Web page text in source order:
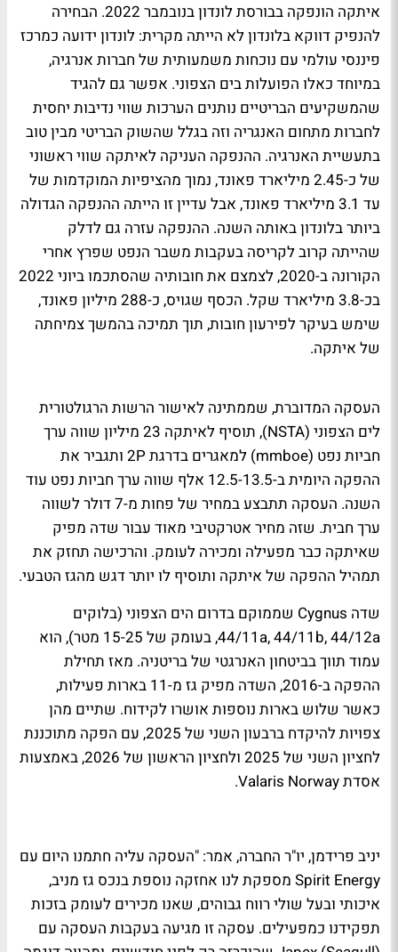
איתקה הונפקה בבורסת לונדון בנובמבר 2022. הבחירה
להנפיק דווקא בלונדון לא הייתה מקרית: לונדון ידועה כמרכז
פיננסי עולמי עם נוכחות משמעותית של חברות אנרגיה,
במיוחד כאלו הפועלות בים הצפוני. אפשר גם להגיד
שהמשקיעים הבריטיים נותנים הערכות שווי נדיבות יחסית
לחברות מתחום האנגריה וזה בגלל שהשוק הבריטי מבין טוב
בתעשיית האנרגיה. ההנפקה העניקה לאיתקה שווי ראשוני
של כ-2.45 מיליארד פאונד, נמוך מהציפיות המוקדמות של
עד 3.1 מיליארד פאונד, אבל עדיין זו הייתה ההנפקה הגדולה
ביותר בלונדון באותה השנה. ההנפקה עזרה גם לדלק
שהייתה קרוב לקריסה בעקבות משבר הנפט שפרץ אחרי
הקורונה ב-2020, לצמצם את חובותיה שהסתכמו ביוני 2022
בכ-3.8 מיליארד שקל. הכסף שגויס, כ-288 מיליון פאונד,
שימש בעיקר לפירעון חובות, תוך תמיכה בהמשך צמיחתה
של איתקה.
העסקה המדוברת, שממתינה לאישור הרשות הרגולטורית
לים הצפוני (NSTA), תוסיף לאיתקה 23 מיליון שווה ערך
חביות נפט (mmboe) למאגרים בדרגת 2P ותגביר את
ההפקה היומית ב-12.5-13.5 אלף שווה ערך חביות נפט עוד
השנה. העסקה תתבצע במחיר של פחות מ-7 דולר לשווה
ערך חבית. שזה מחיר אטרקטיבי מאוד עבור שדה מפיק
שאיתקה כבר מפעילה ומכירה לעומק. והרכישה תחזק את
תמהיל ההפקה של איתקה ותוסיף לו יותר דגש מהגז הטבעי.
שדה Cygnus שממוקם בדרום הים הצפוני (בלוקים
44/11a, 44/11b, 44/12a, בעומק של 15-25 מטר), הוא
עמוד תווך בביטחון האנרגטי של בריטניה. מאז תחילת
ההפקה ב-2016, השדה מפיק גז מ-11 בארות פעילות,
כאשר שלוש בארות נוספות אושרו לקידוח. שתיים מהן
צפויות להיקדח ברבעון השני של 2025, עם הפקה מתוכננת
לחציון השני של 2025 ולחציון הראשון של 2026, באמצעות
אסדת Valaris Norway.
יניב פרידמן, יו"ר החברה, אמר: "העסקה עליה חתמנו היום עם
Spirit Energy מספקת לנו אחזקה נוספת בנכס גז מניב,
איכותי ובעל שולי רווח גבוהים, שאנו מכירים לעומק בזכות
תפקידנו כמפעילים. עסקה זו מגיעה בעקבות העסקה עם